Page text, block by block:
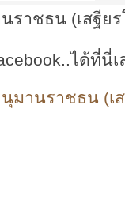
ราชธน (เสฐียร
ได้ที่นี่เ
มานราชธน (เ